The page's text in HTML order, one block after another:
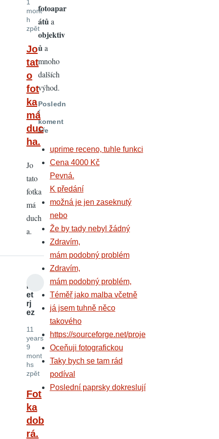
1
mont
h
zpět
Jo
tat
o
fot
ka
má
duc
ha.
Jo
tato
fotka
má
duch
a.
P
et
rj
ez
11
years
9
mont
hs
zpět
Fot
ka
dob
rá.
fotoapar
átů a
objektiv
ů a
mnoho
dalších
výhod.
Posledn
í
koment
áře
uprime receno, tuhle funkci
Cena 4000 Kč
Pevná.
K předání
možná je jen zaseknutý
nebo
Že by tady nebyl žádný
Zdravím,
mám podobný problém
Zdravím,
mám podobný problém,
Téměř jako malba včetně
já jsem tuhně něco
takového
https://sourceforge.net/proje
Oceňuji fotografickou
Taky bych se tam rád
podíval
Poslední paprsky dokreslují